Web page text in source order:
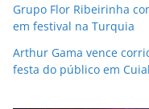
Grupo Flor Ribeirinha
em festival na Turquia
Arthur Gama vence
festa do público em